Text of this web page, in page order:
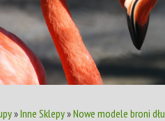
»Inne Sklepy»Nowe modele broni